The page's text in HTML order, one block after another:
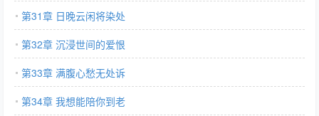
第31章 日晚云闲将染处
第32章 沉浸世间的爱恨
第33章 满腹心愁无处诉
第34章 我想能陪你到老